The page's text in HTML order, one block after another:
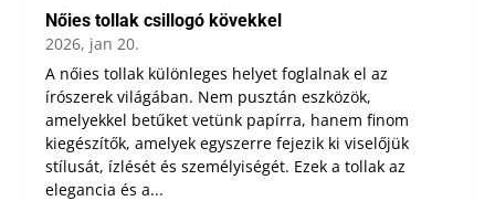
Nőies tollak csillogó kövekkel
2026, jan 20.
A nőies tollak különleges helyet foglalnak el az
írószerek világában. Nem pusztán eszközök,
amelyekkel betűket vetünk papírra, hanem finom
kiegészítők, amelyek egyszerre fejezik ki viselőjük
stílusát, ízlését és személyiségét. Ezek a tollak az
elegancia és a...